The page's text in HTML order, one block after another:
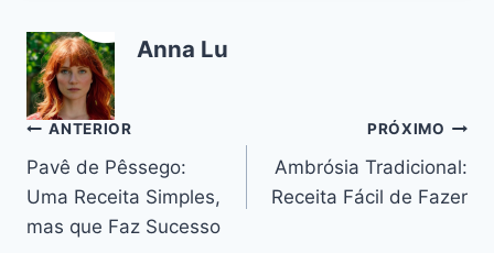
e
b
o
o
k
st A a
k
Anna Lu
Navegação
de
Post
ANTERIOR
Pavê de Pêssego:
Uma Receita Simples,
mas que Faz Sucesso
PRÓXIMO
Ambrósia Tradicional:
Receita Fácil de Fazer